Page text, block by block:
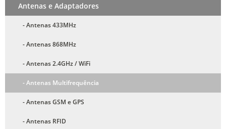
Antenas e Adaptadores
- Antenas 433MHz
- Antenas 868MHz
- Antenas 2.4GHz / WiFi
- Antenas Multifrequência
- Antenas GSM e GPS
- Antenas RFID